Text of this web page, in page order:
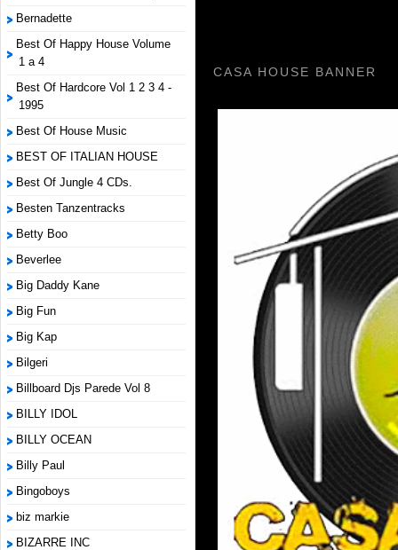
Bernadette
Best Of Happy House Volume
1 a 4
Best Of Hardcore Vol 1 2 3 4 -
1995
Best Of House Music
BEST OF ITALIAN HOUSE
Best Of Jungle 4 CDs.
Besten Tanzentracks
Betty Boo
Beverlee
Big Daddy Kane
Big Fun
Big Kap
Bilgeri
Billboard Djs Parede Vol 8
BILLY IDOL
BILLY OCEAN
Billy Paul
Bingoboys
biz markie
BIZARRE INC
CASA HOUSE BANNER